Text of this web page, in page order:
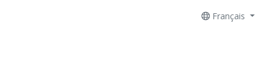
Français